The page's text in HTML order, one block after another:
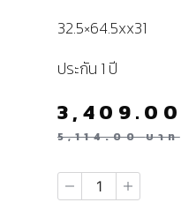
32.5×64.5xx31
ประกัน 1 ปี
5,114.00บาท
3,409.00